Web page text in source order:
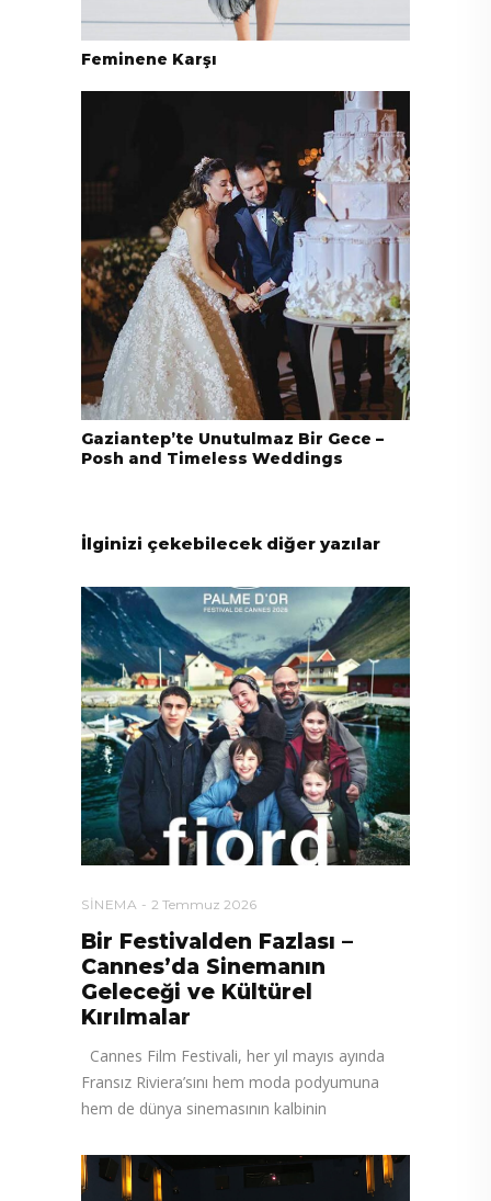
Feminene Karşı
Gaziantep’te Unutulmaz Bir Gece –
Posh and Timeless Weddings
İlginizi çekebilecek diğer yazılar
SINEMA 2 Temmuz 2026
Bir Festivalden Fazlası –
Cannes’da Sinemanın
Geleceği ve Kültürel
Kırılmalar
Cannes Film Festivali, her yıl mayıs ayında
Fransız Riviera’sını hem moda podyumuna
hem de dünya sinemasının kalbinin